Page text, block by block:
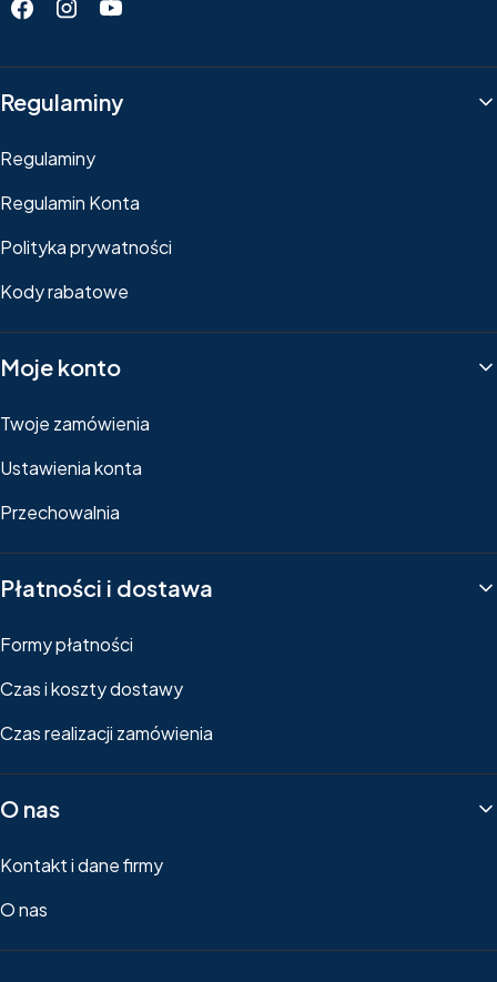
Linki w stopce
Regulaminy
Regulaminy
Regulamin Konta
Polityka prywatności
Kody rabatowe
Moje konto
Twoje zamówienia
Ustawienia konta
Przechowalnia
Płatności i dostawa
Formy płatności
Czas i koszty dostawy
Czas realizacji zamówienia
O nas
Kontakt i dane firmy
O nas